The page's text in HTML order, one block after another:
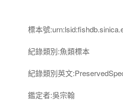
標本號
紀錄類別:魚類標本
紀錄類別英文
鑑定者:吳宗翰